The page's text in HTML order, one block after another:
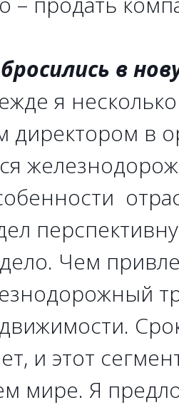
в
я
директором в
Чем
и этот
мире. Я